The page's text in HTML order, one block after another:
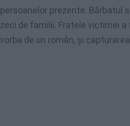
persoanelor prezente. Bărbatul
zeci de familii. Fratele victimei
vorba de un român, şi